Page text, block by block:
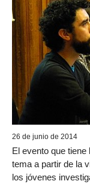
26 de junio de 2014
El evento que
tema a partir de la
los jóvenes